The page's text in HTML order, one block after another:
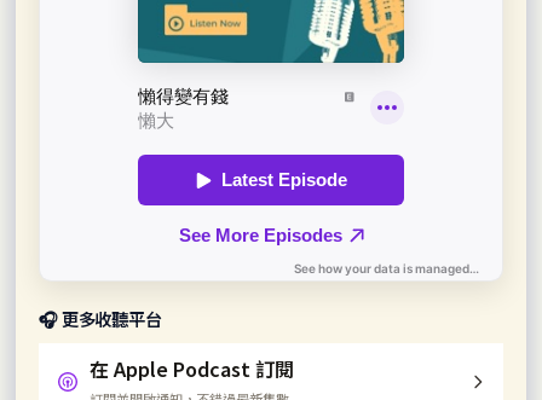
🎧 更多收聽平台
在 Apple Podcast 訂閱